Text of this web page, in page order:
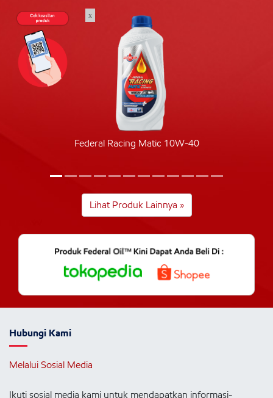
Federal Racing Matic 10W-40
Lihat Produk Lainnya »
Hubungi Kami
Melalui Sosial Media
Ikuti sosial media kami untuk mendapatkan informasi-
x